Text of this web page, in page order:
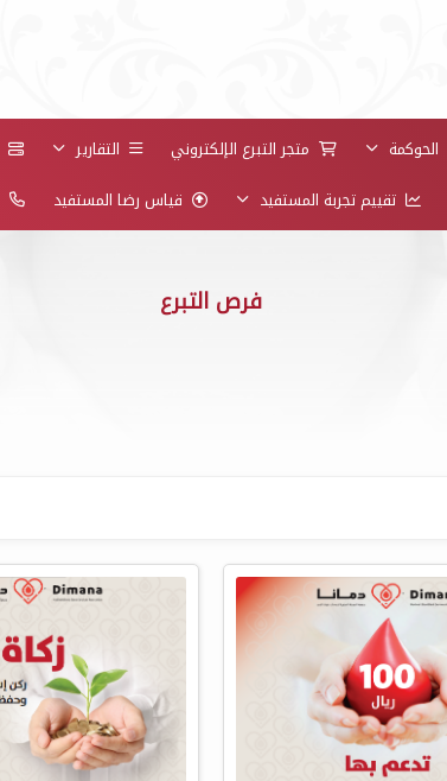
الحوكمة متجر التبرع الإلكتروني التقارير
تقييم تجربة المستفيد قياس رضا المستفيد
فرص التبرع